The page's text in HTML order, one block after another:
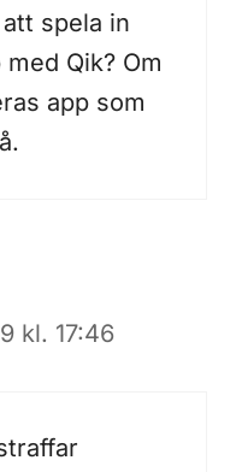
spela in
Qik? Om
app som
kl. 17:46